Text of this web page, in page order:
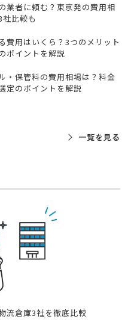
業者に頼む？東京発の費用相
比較も
費用はいくら？3つのメリット
ポイントを解説
・保管料の費用相場は？料金
定のポイントを解説
一覧を見る
流倉庫3社を徹底比較